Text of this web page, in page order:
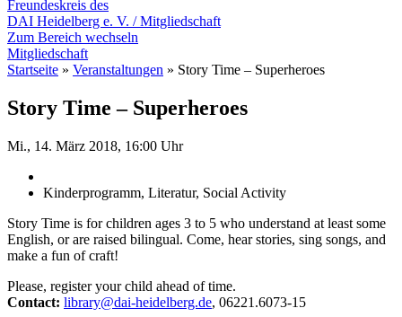
Freundeskreis des
DAI Heidelberg e. V. / Mitgliedschaft
Zum Bereich wechseln
Mitgliedschaft
Startseite » Veranstaltungen » Story Time – Superheroes
Story Time – Superheroes
Mi., 14. März 2018, 16:00 Uhr
Kinderprogramm, Literatur, Social Activity
Story Time is for children ages 3 to 5 who understand at least some
English, or are raised bilingual. Come, hear stories, sing songs, and
make a fun of craft!
Please, register your child ahead of time.
Contact: library@dai-heidelberg.de, 06221.6073-15